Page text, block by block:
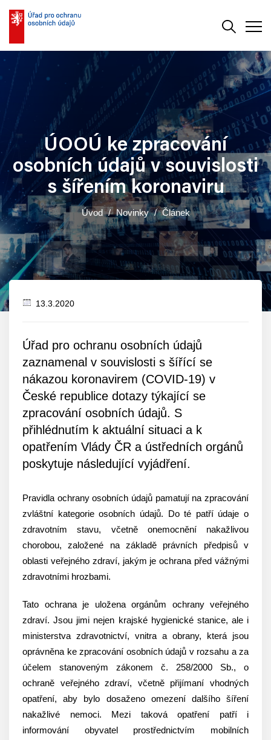
ÚOOÚ ke zpracování
osobních údajů v souvislosti
s šířením koronaviru
Úvod Novinky Článek
13.3.2020
Úřad pro ochranu osobních údajů
zaznamenal v souvislosti s šířící se
nákazou koronavirem (COVID-19) v
České republice dotazy týkající se
zpracování osobních údajů. S
přihlédnutím k aktuální situaci a k
opatřením Vlády ČR a ústředních orgánů
poskytuje následující vyjádření.
Pravidla ochrany osobních údajů pamatují na zpracování
zvláštní kategorie osobních údajů. Do té patří údaje o
zdravotním stavu, včetně onemocnění nakažlivou
chorobou, založené na základě právních předpisů v
oblasti veřejného zdraví, jakým je ochrana před vážnými
zdravotními hrozbami.
Tato ochrana je uložena orgánům ochrany veřejného
zdraví. Jsou jimi nejen krajské hygienické stanice, ale i
ministerstva zdravotnictví, vnitra a obrany, která jsou
oprávněna ke zpracování osobních údajů v rozsahu a za
účelem stanoveným zákonem č. 258/2000 Sb., o
ochraně veřejného zdraví, včetně přijímaní vhodných
opatření, aby bylo dosaženo omezení dalšího šíření
nakažlivé nemoci. Mezi taková opatření patří i
informování obyvatel prostřednictvím mobilních